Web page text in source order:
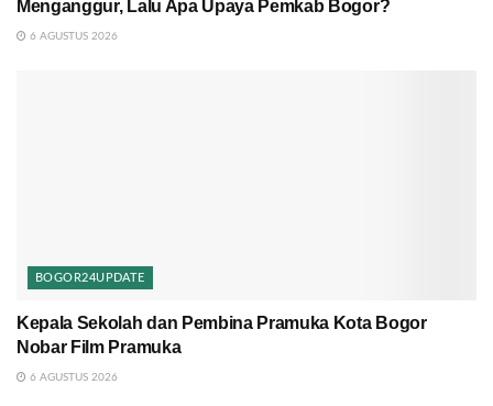
Menganggur, Lalu Apa Upaya Pemkab Bogor?
6 AGUSTUS 2026
BOGOR24UPDATE
Kepala Sekolah dan Pembina Pramuka Kota Bogor
Nobar Film Pramuka
6 AGUSTUS 2026